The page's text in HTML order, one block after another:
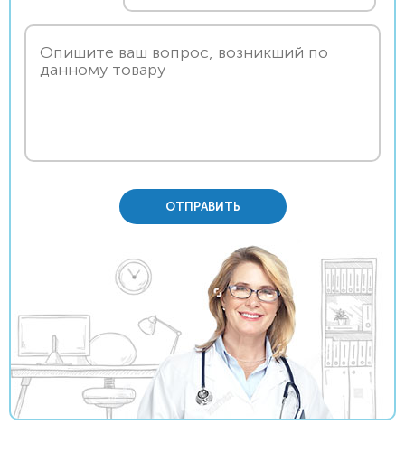
ОТПРАВИТЬ